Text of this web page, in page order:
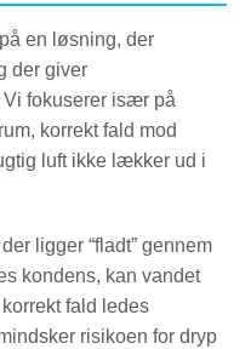
en løsning, der
der giver
fokuserer især på
korrekt fald mod
luft ikke lækker ud i
ligger “fladt” gennem
kondens, kan vandet
fald ledes
risikoen for dryp